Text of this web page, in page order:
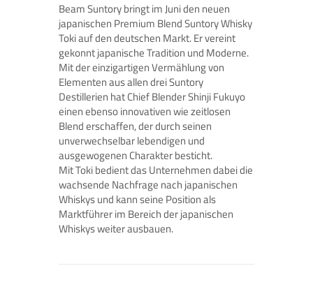
Beam Suntory bringt im Juni den neuen
japanischen Premium Blend Suntory Whisky
Toki auf den deutschen Markt. Er vereint
gekonnt japanische Tradition und Moderne.
Mit der einzigartigen Vermählung von
Elementen aus allen drei Suntory
Destillerien hat Chief Blender Shinji Fukuyo
einen ebenso innovativen wie zeitlosen
Blend erschaffen, der durch seinen
unverwechselbar lebendigen und
ausgewogenen Charakter besticht.
Mit Toki bedient das Unternehmen dabei die
wachsende Nachfrage nach japanischen
Whiskys und kann seine Position als
Marktführer im Bereich der japanischen
Whiskys weiter ausbauen.